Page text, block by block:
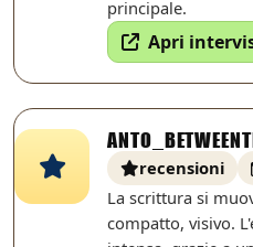
principale.
Apri
recensioni
La scrittura si
compatto, visivo.